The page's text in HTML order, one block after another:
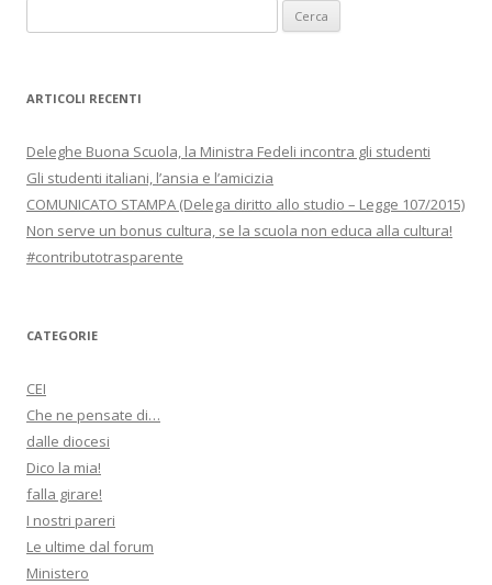
per:
ARTICOLI RECENTI
Deleghe Buona Scuola, la Ministra Fedeli incontra gli studenti
Gli studenti italiani, l’ansia e l’amicizia
COMUNICATO STAMPA (Delega diritto allo studio – Legge 107/2015)
Non serve un bonus cultura, se la scuola non educa alla cultura!
#contributotrasparente
CATEGORIE
CEI
Che ne pensate di…
dalle diocesi
Dico la mia!
falla girare!
I nostri pareri
Le ultime dal forum
Ministero